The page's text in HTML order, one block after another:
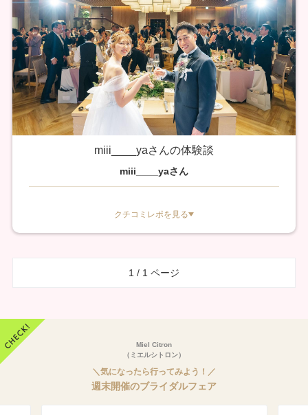
miii____yaさんの体験談
miii____yaさん
クチコミレポを見る
1 / 1 ページ
Miel Citron
（ミエルシトロン）
＼気になったら行ってみよう！／
週末開催のブライダルフェア